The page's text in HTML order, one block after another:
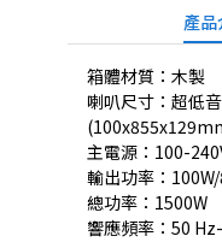
產品
箱體材質：木製
喇叭尺寸：超低
主電源：100-
輸出功率：
總功率：1500W
響應頻率：50